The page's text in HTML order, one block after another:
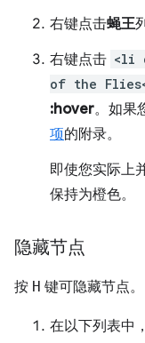
右键点击蝇王
右键点击 <li
of the
:hover。如果
项的附录。
即使您实际上
保持为橙色。
隐藏节点
按 H 键可隐藏节点。
在以下列表中